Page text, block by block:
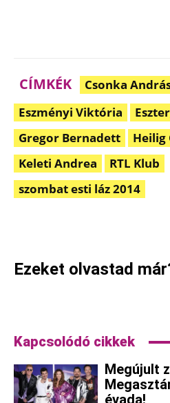
CÍMKÉK
Csonka
Eszményi Viktória
Gregor Bernadett
Heilig
Keleti Andrea
RTL Klub
szombat esti láz 2014
Ezeket olvastad
Kapcsolódó cikkek
Megújult
évada!